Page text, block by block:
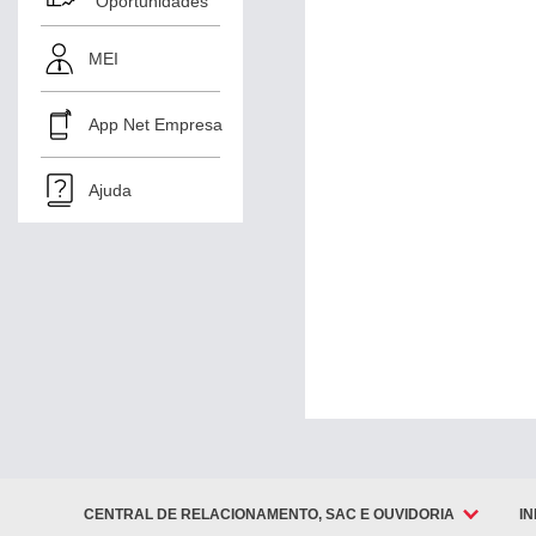
MEI
App Net Empresa
Ajuda
CENTRAL DE RELACIONAMENTO, SAC E OUVIDORIA